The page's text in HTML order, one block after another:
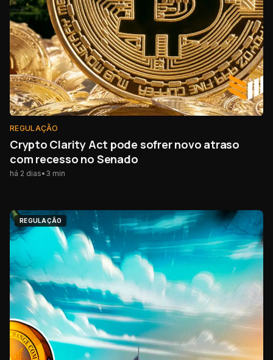
REGULAÇÃO
Crypto Clarity Act pode sofrer novo atraso
com recesso no Senado
há 2 dias• 3 min
REGULAÇÃO